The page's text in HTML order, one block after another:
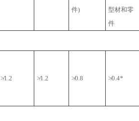
件)
型材和零
件
≯1.2 ≯1.2 ≯0.8 ≯0.4*